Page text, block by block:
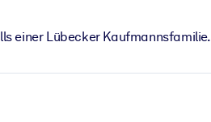
einer Lübecker Kaufmannsfamilie.